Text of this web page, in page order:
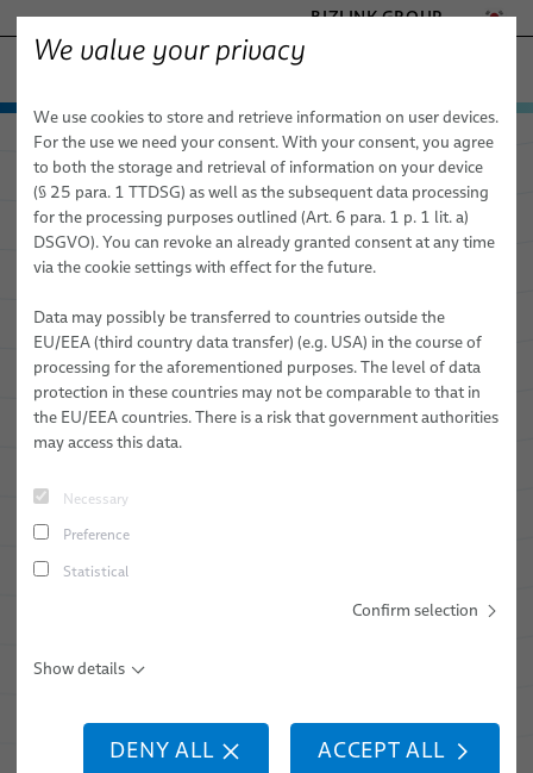
BIZLINK GROUP
- ENGINEERED SOLUTIONS
HEALTHCARE
MARINE
MOBILITY
SEMICONDUCTOR TECHNOLOGY
SILICONE CABLE SOLUTIONS
TELECOM & NETWORKING
제품 및 서비스
자동화 및 드라이브
FieldLink® 케이블
케이블 어셈블리
서비스
로봇 공학
드레스팩 시스템
산업 자동화 애플리케이션용 로봇 케이블
로봇 케이블 어셈블리
동적 자동화 애플리케이션용 산업용 로봇 호스 및 튜브
로봇 서비스
통합 준비된 로봇 & 시운전
드레스팩(Dresspack) 서비스
로봇, PLC 및 오프라인 프로그래밍
애플리케이션 분야
자동화 및 드라이브
로봇 공학
아크 용접
클린칭
접착
스크류 체결
의료 로봇 공학
뉴스
판매 네트워크
회사 소개
품질
연구 및 개발
경력
간행물
careDP
로봇 드레스팩용 AI 기반 상태 모
니터링 시스템
자세히 보기
We value your privacy
We use cookies to store and retrieve information on user devices.
For the use we need your consent. With your consent, you agree
to both the storage and retrieval of information on your device
(§ 25 para. 1 TTDSG) as well as the subsequent data processing
for the processing purposes outlined (Art. 6 para. 1 p. 1 lit. a)
DSGVO). You can revoke an already granted consent at any time
via the cookie settings with effect for the future.
Data may possibly be transferred to countries outside the
EU/EEA (third country data transfer) (e.g. USA) in the course of
processing for the aforementioned purposes. The level of data
protection in these countries may not be comparable to that in
the EU/EEA countries. There is a risk that government authorities
may access this data.
Necessary
Preference
Statistical
Confirm selection
Show details
DENY ALL ACCEPT ALL